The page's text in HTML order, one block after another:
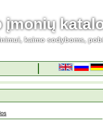
kaimo sodyboms,